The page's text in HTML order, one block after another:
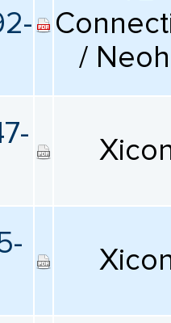
ПРОИЗВОДИТЕЛЕЙ
/